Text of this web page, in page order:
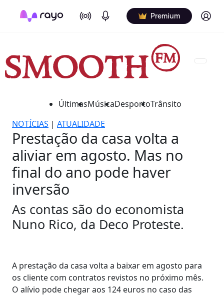
On Air Podcasts Premium Log in
ÚltimasMúsicaDesportoTrânsito
NOTÍCIAS | ATUALIDADE
Prestação da casa volta a
aliviar em agosto. Mas no
final do ano pode haver
inversão
As contas são do economista
Nuno Rico, da Deco Proteste.
A prestação da casa volta a baixar em agosto para
os cliente com contratos revistos no próximo mês.
O alívio pode chegar aos 124 euros no caso das